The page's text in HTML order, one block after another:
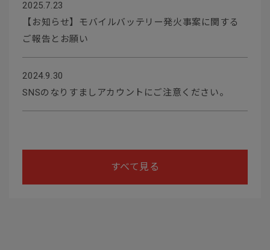
2025.7.23
【お知らせ】モバイルバッテリー発火事案に関する
ご報告とお願い
2024.9.30
SNSのなりすましアカウントにご注意ください。
すべて見る